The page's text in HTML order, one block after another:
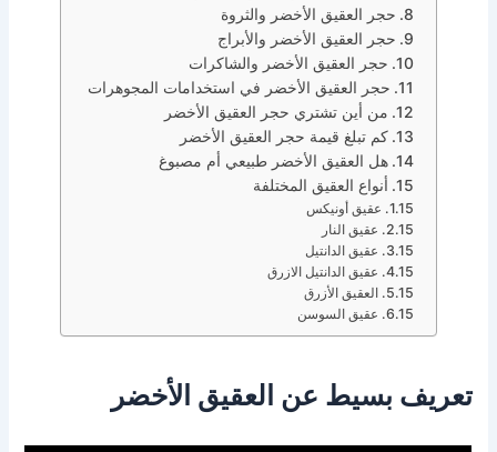
حجر العقيق الأخضر والثروة
حجر العقيق الأخضر والأبراج
حجر العقيق الأخضر والشاكرات
حجر العقيق الأخضر في استخدامات المجوهرات
من أين تشتري حجر العقيق الأخضر
كم تبلغ قيمة حجر العقيق الأخضر
هل العقيق الأخضر طبيعي أم مصبوغ
أنواع العقيق المختلفة
عقيق أونيكس
عقيق النار
عقيق الدانتيل
عقيق الدانتيل الازرق
العقيق الأزرق
عقيق السوسن
تعريف بسيط عن العقيق الأخضر